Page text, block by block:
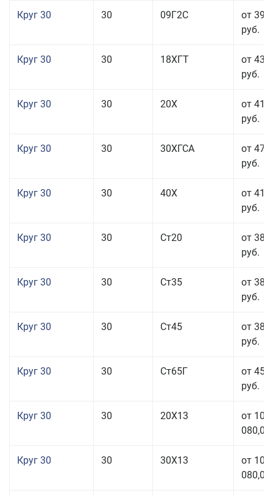
Круг 30 30 09Г2С
от 39
руб.
Круг 30 30 18ХГТ
от 43
руб.
Круг 30 30 20Х
от 41
руб.
Круг 30 30 30ХГСА
от 47
руб.
Круг 30 30 40Х
от 41
руб.
Круг 30 30 Ст20
от 38
руб.
Круг 30 30 Ст35
от 38
руб.
Круг 30 30 Ст45
от 38
руб.
Круг 30 30 Ст65Г
от 45
руб.
Круг 30 30 20Х13
от 101
080,00
Круг 30 30 30Х13
от 101
080,00